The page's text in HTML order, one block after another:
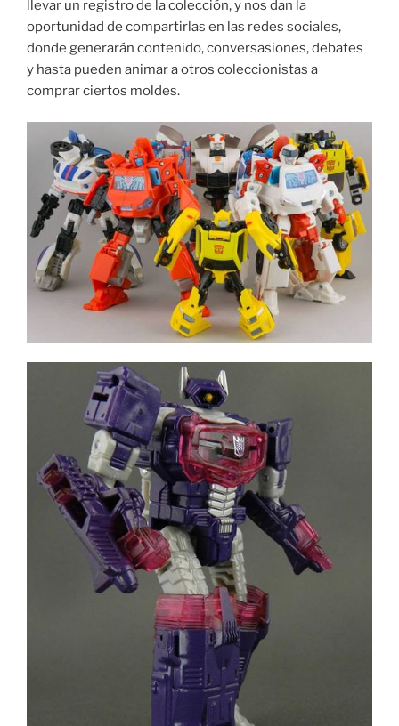
llevar un registro de la colección, y nos dan la
oportunidad de compartirlas en las redes sociales,
donde generarán contenido, conversasiones, debates
y hasta pueden animar a otros coleccionistas a
comprar ciertos moldes.